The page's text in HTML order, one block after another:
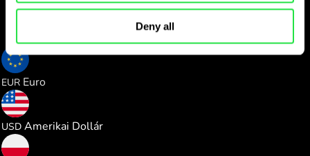
Deny all
HUF
EUR Euro
USD Amerikai Dollár